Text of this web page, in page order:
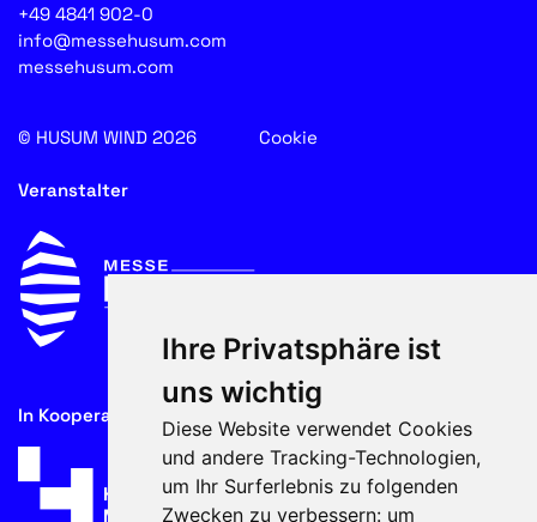
Ihre Privatsphäre ist
uns wichtig
Diese Website verwendet Cookies
und andere Tracking-Technologien,
um Ihr Surferlebnis zu folgenden
Zwecken zu verbessern: um
+49 4841 902-0
info@messehusum.com
messehusum.com
© HUSUM WIND 2026 Cookie
Veranstalter
In Kooperation mit